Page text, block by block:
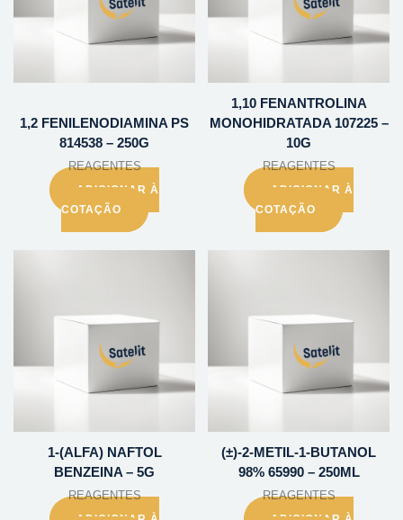
1,2 FENILENODIAMINA PS
814538 – 250G
REAGENTES
ADICIONAR À
COTAÇÃO
1,10 FENANTROLINA
MONOHIDRATADA 107225 –
10G
REAGENTES
ADICIONAR À
COTAÇÃO
1-(ALFA) NAFTOL
BENZEINA – 5G
REAGENTES
(±)-2-METIL-1-BUTANOL
98% 65990 – 250ML
REAGENTES